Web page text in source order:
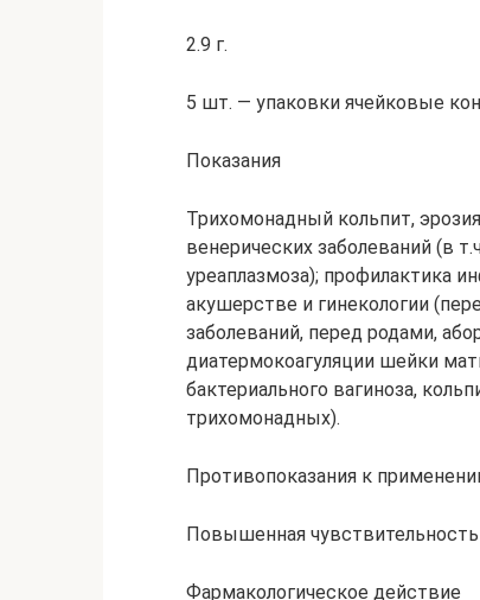
2.9 г.
5 шт. — упаковки ячейковые
Показания
Трихомонадный кольпит,
венерических заболеваний (в
уреаплазмоза); профилактика
акушерстве и гинекологии
заболеваний, перед родами,
диатермокоагуляции шейки
бактериального вагиноза,
трихомонадных).
Противопоказания к
Повышенная чувствительность
Фармакологическое действие